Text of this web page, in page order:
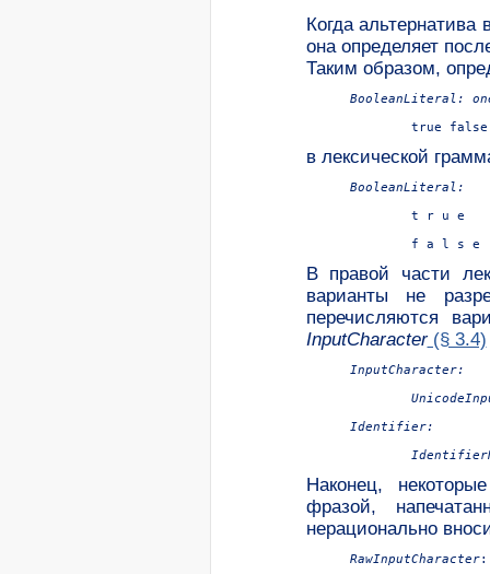
Когда
она определяет
Таким образом,
BooleanLiteral:
в лексической
BooleanLiteral:
В правой части
варианты не
перечисляются
InputCharacter(§ 3.4)
InputCharacter:
Identifier:
Наконец,
фразой,
нерационально
RawInputCharacter: